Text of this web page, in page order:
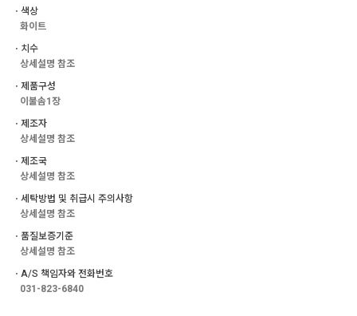
ㆍ색상
화이트
ㆍ치수
상세설명 참조
ㆍ제품구성
이불솜1장
ㆍ제조자
상세설명 참조
ㆍ제조국
상세설명 참조
ㆍ세탁방법 및 취급시 주의사항
상세설명 참조
ㆍ품질보증기준
상세설명 참조
ㆍA/S 책임자와 전화번호
031-823-6840